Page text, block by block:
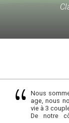
Nous
age, nous
vie à 3
De notre